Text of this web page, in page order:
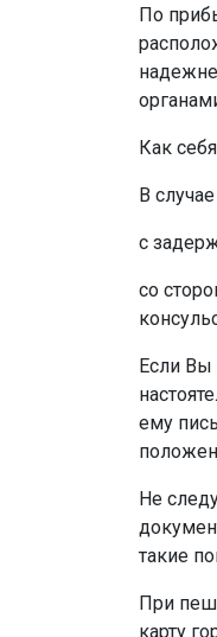
По
Как
В
с
со
Если Вы
ему
Не
такие
При
карту